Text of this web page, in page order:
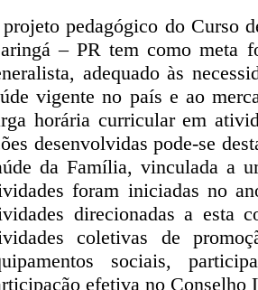
pedagógico do Curso
– PR tem como meta
adequado às
vigente no país e ao
horária curricular em
desenvolvidas pode-se
da Família, vinculada a
foram iniciadas no
direcionadas a esta
coletivas de
sociais,
efetiva no Conselho